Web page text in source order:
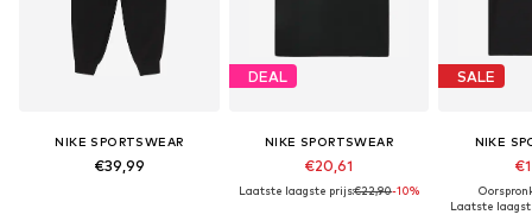
NIKE SPORTSWEAR
€39,99
DEAL
NIKE SPORTSWEAR
€20,61
Laatste laagste prijs:€22,90-10%
SALE
NIKE
Laatste